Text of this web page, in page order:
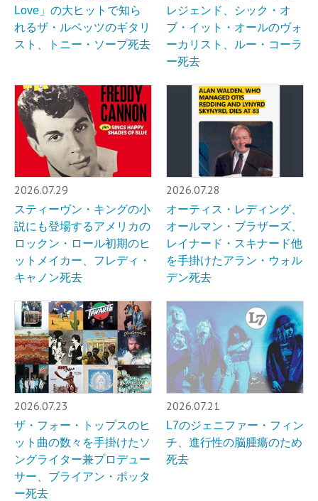
Love」の大ヒットで知ら
れるザ・ルベッツのギタリ
スト、トニー・ソープ死去
レジェンド、シック・オ
ブ・イット・オールのヴォ
ーカリスト、ルー・コーラ
ー死去
2026.07.29
スティーヴン・キングの小
説にも登場するアメリカの
ロックン・ロール初期のヒ
ットメイカー、フレディ・
キャノン死去
2026.07.28
オーティス・レディング、
オールマン・ブラザーズ、
レイナード・スキナード他
を手掛けたアラン・ウォル
デン死去
2026.07.23
ザ・フォー・トップスのヒ
ット曲の数々を手掛けたソ
ングライター兼プロデュー
サー、ブライアン・ポッタ
ー死去
2026.07.21
L7のジェニファー・フィン
チ、進行性の脳腫瘍のため
死去